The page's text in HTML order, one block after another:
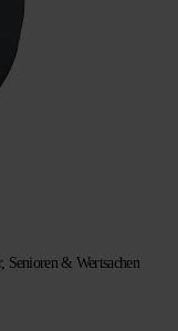
& Wertsachen